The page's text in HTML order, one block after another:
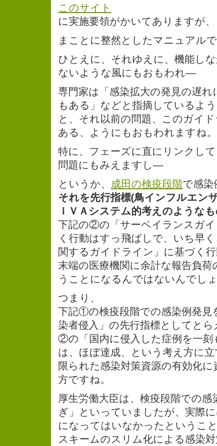
このサイト
に実施要領がかいてありますが、
まことに整然としたマニュアル
ひとえに、それゆえに、機能し
ないような風にもおもわれ—
専門家は「感染拡大の発見の遅
もある」などと指摘しているよ
と、それ以前の問題、このガイ
ある、ようにもおもわれますね。
特に、フェーズに直にリンクし
問題にもみえますし—
というか、 成田の検疫段階で感染
それを先行指標(鳥インフルエン
ＩＶＡシステム的考えのような
下記の②の「サーベイランスガ
く行動はすっ飛ばしで、いち早
関するガイドライン」に基づく
末端の医療機関に余計な報告負
うことになるんではないんでし
つまり、
下記①の検疫段階での感染例発見
染者侵入」の先行指標としてと
②の「国内に侵入した症例を一刻
は、ほぼ達成、という考え方に
限られた感染対策資源の有効化
方ですね。
厚生労働大臣は、検疫段階での感
ぎ」といっていましたが、実際
になってはいなかったというこ
スキームのスリム化による感染